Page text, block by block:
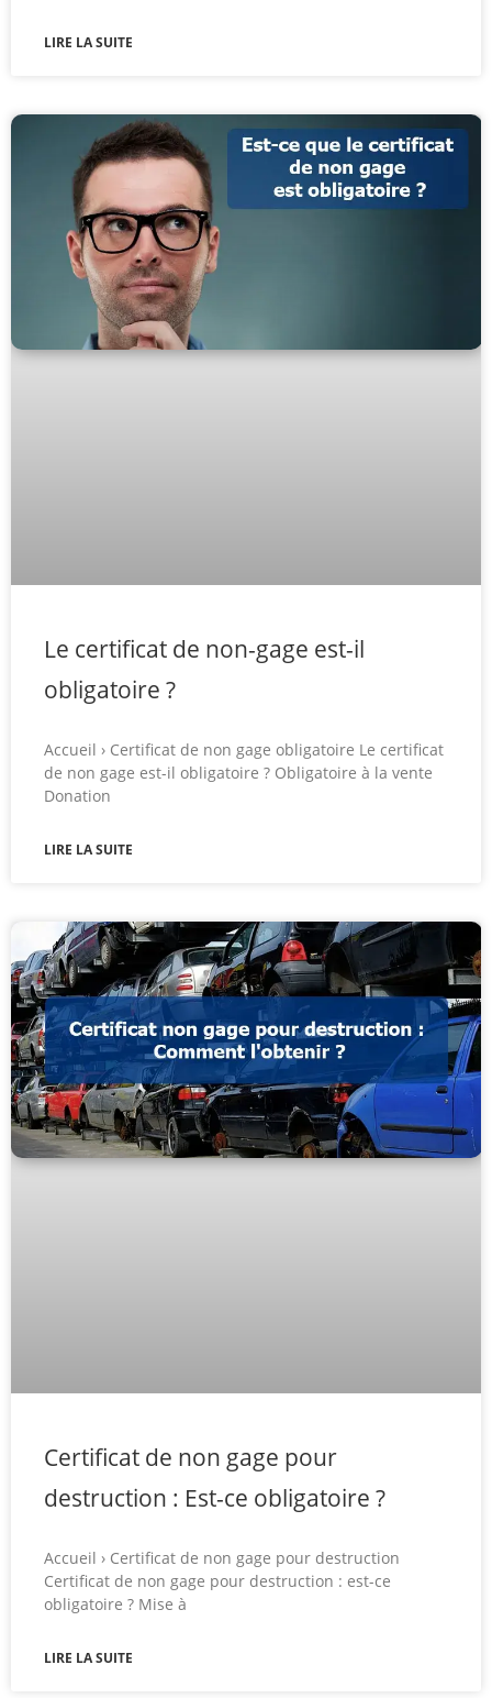
LIRE LA SUITE
Le certificat de non-gage est-il
obligatoire ?
Accueil › Certificat de non gage obligatoire Le certificat
de non gage est-il obligatoire ? Obligatoire à la vente
Donation
LIRE LA SUITE
Certificat de non gage pour
destruction : Est-ce obligatoire ?
Accueil › Certificat de non gage pour destruction
Certificat de non gage pour destruction : est-ce
obligatoire ? Mise à
LIRE LA SUITE